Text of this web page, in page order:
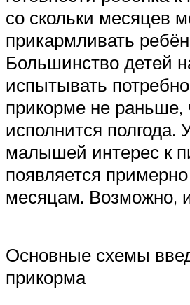
со скольки месяцев
прикармливать
Большинство детей
испытывать
прикорме не
исполнится полгода.
малышей интерес к
появляется
месяцам. Возможно,
Основные схемы
прикорма